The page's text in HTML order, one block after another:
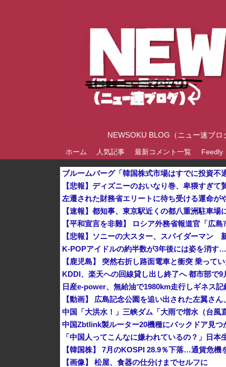
NEWSOKU BLOG（ニュー速ブ
ホーム 人気記事 最新コメント一覧 Feedly
【悲報】ディズニーのおいなり巻、卑猥すぎて
K-POPアイドルの約半数が3年後には姿を消す
KDDI、楽天への回線貸し出し終了へ 都市部で9
【動画】 広島記念公園を追い出された左翼さ
中国Zbtlink製ルーター20機種にバックドア見
「中国人ってこんなに嫌われているの？」日本
【韓国株】 7月のKOSPI 28.9％下落…通貨危機
【画像】 松屋、食器の仕分けまでセルフに